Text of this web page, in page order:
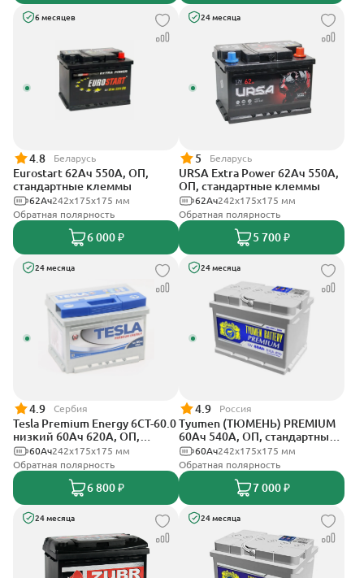
6 месяцев
4.8 Беларусь
Eurostart 62Ач 550А, ОП,
стандартные клеммы
242х175х175 мм
62Ач
Обратная полярность
6 000 ₽
24 месяца
5 Беларусь
URSA Extra Power 62Ач 550А,
ОП, стандартные клеммы
242х175х175 мм
62Ач
Обратная полярность
5 700 ₽
24 месяца
4.9 Сербия
Tesla Premium Energy 6СТ-60.0
низкий 60Ач 620А, ОП,
стандартные клеммы
242х175х175 мм
60Ач
Обратная полярность
6 800 ₽
24 месяца
4.9 Россия
Tyumen (ТЮМЕНЬ) PREMIUM
60Ач 540А, ОП, стандартные
клеммы242х175х175 мм
60Ач
Обратная полярность
7 000 ₽
24 месяца 24 месяца